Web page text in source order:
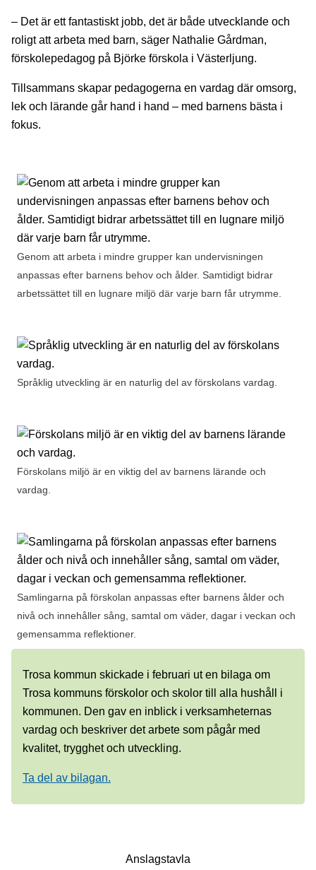
– Det är ett fantastiskt jobb, det är både utvecklande och
roligt att arbeta med barn, säger Nathalie Gårdman,
förskolepedagog på Björke förskola i Västerljung.
Tillsammans skapar pedagogerna en vardag där omsorg,
lek och lärande går hand i hand – med barnens bästa i
fokus.
Genom att arbeta i mindre grupper kan undervisningen
anpassas efter barnens behov och ålder. Samtidigt bidrar
arbetssättet till en lugnare miljö där varje barn får utrymme.
Språklig utveckling är en naturlig del av förskolans vardag.
Förskolans miljö är en viktig del av barnens lärande och
vardag.
Samlingarna på förskolan anpassas efter barnens ålder och
nivå och innehåller sång, samtal om väder, dagar i veckan och
gemensamma reflektioner.
Trosa kommun skickade i februari ut en bilaga om
Trosa kommuns förskolor och skolor till alla hushåll i
kommunen. Den gav en inblick i verksamheternas
vardag och beskriver det arbete som pågår med
kvalitet, trygghet och utveckling.
Ta del av bilagan.
Anslagstavla